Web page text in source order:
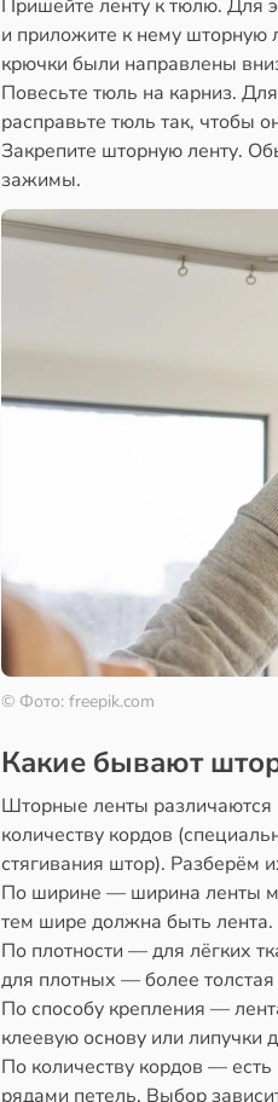
Пришейте ленту к тюлю. Для
и приложите к нему шторную
крючки были направлены
Повесьте тюль на карниз.
расправьте тюль так, чтобы
Закрепите шторную ленту.
зажимы.
© Фото: freepik.com
Какие бывают
Шторные ленты различаются
количеству кордов
стягивания штор). Разберём
По ширине — ширина ленты
тем шире должна быть лента.
По плотности — для лёгких
для плотных — более
По способу крепления —
клеевую основу или липучки
По количеству кордов —
рядами петель. Выбор